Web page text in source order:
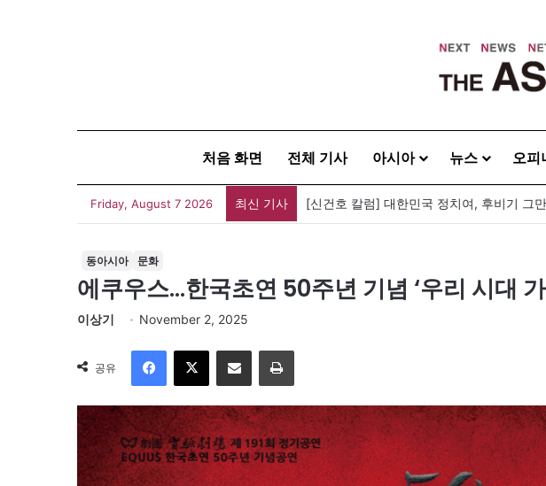
처음 화면 전체 기사 아시아 뉴스 오피
Friday, August 7 2026 최신 기사 [신건호 칼럼] 대한민국 정치여, 후비기 그
동아시아 문화
에쿠우스…한국초연 50주년 기념 ‘우리 시대
이상기 November 2, 2025
공유
Facebook
X 이메일 인쇄